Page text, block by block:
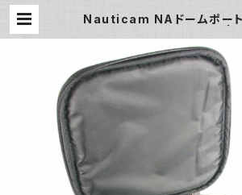
Nauticam NAドームポー
ュアイ公式オンラインスト